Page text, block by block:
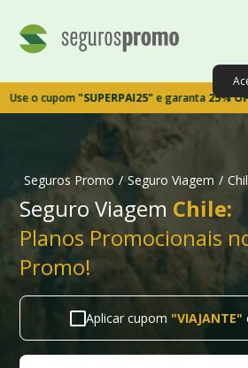
cupom"SUPERPAI25"e garanta25% OFF!
Seguros Promo / Seguro Viagem /
Seguro Viagem Chile:
Planos Promocionais
Promo!
Aplicar cupom "VIAJANTE"